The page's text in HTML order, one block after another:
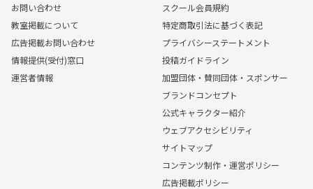
お問い合わせ
教室掲載について
広告掲載お問い合わせ
情報提供(受付)窓口
運営者情報
スクール会員規約
特定商取引法に基づく表記
プライバシーステートメント
投稿ガイドライン
加盟団体・賛同団体・スポンサー
ブランドコンセプト
公式キャラクター紹介
ウェブアクセシビリティ
サイトマップ
コンテンツ制作・運営ポリシー
広告掲載ポリシー